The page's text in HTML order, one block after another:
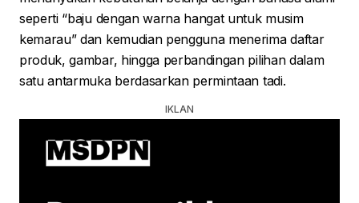
seperti “baju dengan warna hangat untuk musim
kemarau” dan kemudian pengguna menerima daftar
produk, gambar, hingga perbandingan pilihan dalam
satu antarmuka berdasarkan permintaan tadi.